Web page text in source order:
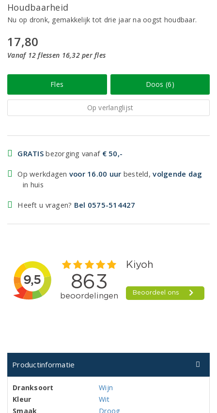
Houdbaarheid
Nu op dronk, gemakkelijk tot drie jaar na oogst houdbaar.
17,80
Vanaf 12 flessen 16,32 per fles
Fles Doos (6)
Op verlanglijst
GRATIS bezorging vanaf € 50,-
Op werkdagen voor 16.00 uur besteld,volgende dag
in huis
Heeft u vragen? Bel 0575-514427
Productinformatie
Dranksoort
Wijn
Kleur
Wit
Smaak
Droog